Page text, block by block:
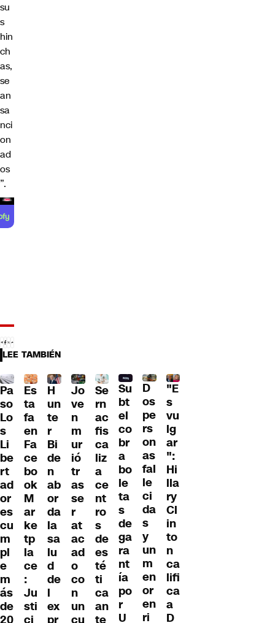
su
s
hin
ch
as,
se
an
sa
nci
on
ad
os
”.
LEE TAMBIÉN
Pa
so
Lo
s
Li
be
rt
ad
or
es
cu
m
pl
e
m
ás
de
20
Es
ta
fa
en
Fa
ce
bo
ok
M
ar
ke
tp
la
ce
:
Ju
sti
ci
H
un
te
r
Bi
de
n
ab
or
da
la
sa
lu
d
de
l
ex
pr
Jo
ve
n
m
ur
ió
tr
as
se
r
at
ac
ad
o
co
n
un
cu
Se
rn
ac
fis
ca
liz
a
ce
nt
ro
s
de
es
té
ti
ca
an
te
Su
bt
el
co
br
a
bo
le
ta
s
de
ga
ra
nt
ía
po
r
U
D
os
pe
rs
on
as
fal
le
ci
da
s
y
un
m
en
or
en
ri
"E
s
vu
lg
ar
":
Hi
lla
ry
Cl
in
to
n
ca
lifi
ca
a
D